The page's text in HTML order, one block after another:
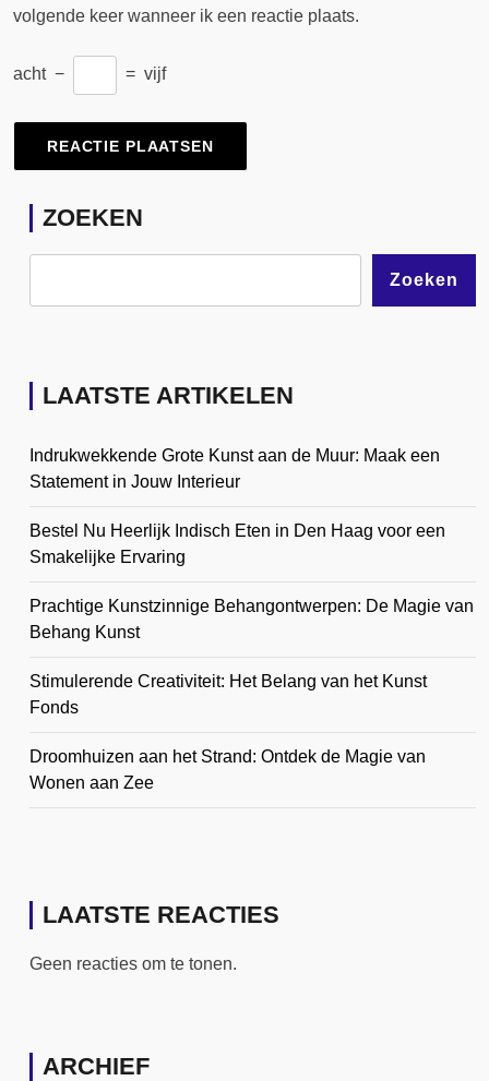
volgende keer wanneer ik een reactie plaats.
acht − = vijf
ZOEKEN
Zoeken
LAATSTE ARTIKELEN
Indrukwekkende Grote Kunst aan de Muur: Maak een
Statement in Jouw Interieur
Bestel Nu Heerlijk Indisch Eten in Den Haag voor een
Smakelijke Ervaring
Prachtige Kunstzinnige Behangontwerpen: De Magie van
Behang Kunst
Stimulerende Creativiteit: Het Belang van het Kunst
Fonds
Droomhuizen aan het Strand: Ontdek de Magie van
Wonen aan Zee
LAATSTE REACTIES
Geen reacties om te tonen.
ARCHIEF